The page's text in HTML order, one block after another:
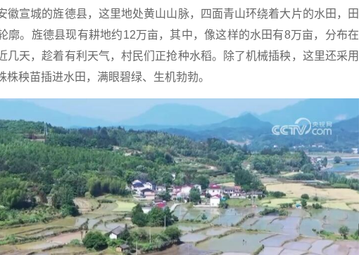
宣城的旌德县，这里地处黄山山脉，四面青山环绕着大片的水田，田
廓。旌德县现有耕地约12万亩，其中，像这样的水田有8万亩，分布在
几天，趁着有利天气，村民们正抢种水稻。除了机械插秧，这里还采用
株秧苗插进水田，满眼碧绿、生机勃勃。